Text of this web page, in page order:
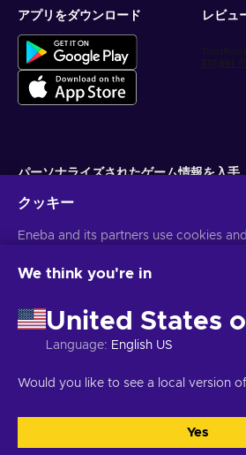
アプリをダウンロード レビュ
パーソナライズされたゲーム情報を入手
配信停止はいつでも可能です。詳しくは個人情
著作権 ©2026 Eneba.無断複写・転載を禁じま
クッキー
Eneba and its partners use cookies
website. We use this information to
may also be used for ads
By clicking 'Accept all', you consent to
technologies by Eneba and its
For more information on how Google
We think you're in
United States
Language: English US
Would you like to see a local version
Yes